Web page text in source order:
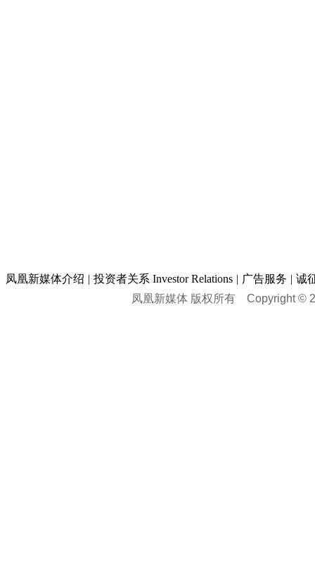
凤凰新媒体介绍 | 投资者关系 Investor Relations | 广告服务 | 诚
凤凰新媒体 版权所有 Copyright ©